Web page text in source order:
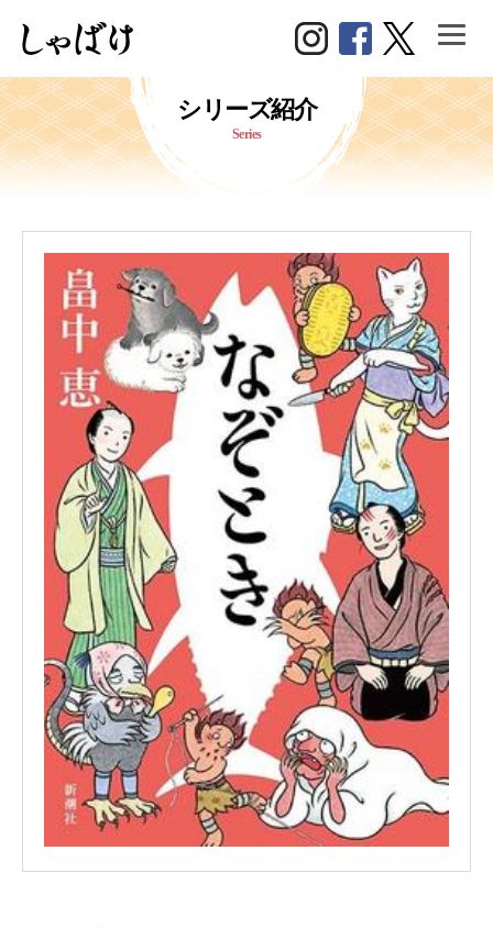
シリ ーズ紹介
Series